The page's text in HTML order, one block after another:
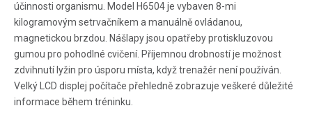
účinnosti organismu. Model H6504 je vybaven 8-mi
kilogramovým setrvačníkem a manuálně ovládanou,
magnetickou brzdou. Nášlapy jsou opatřeby protiskluzovou
gumou pro pohodlné cvičení. Příjemnou drobností je možnost
zdvihnutí lyžin pro úsporu místa, když trenažér není používán.
Velký LCD displej počítače přehledně zobrazuje veškeré důležité
informace během tréninku.